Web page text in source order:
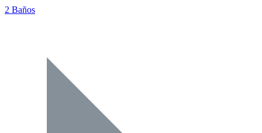
2 Baños